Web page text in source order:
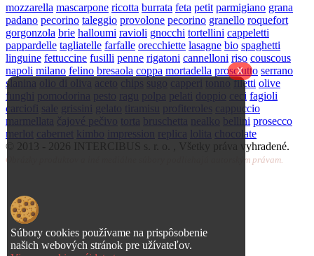
mozzarella mascarpone ricotta burrata feta petit parmigiano grana
padano pecorino taleggio provolone pecorino granello roquefort
gorgonzola brie halloumi ravioli gnocchi tortellini cappeletti
pappardelle tagliatelle farfalle orecchiette lasagne bio spaghetti
linguine fettuccine fusilli penne rigatoni cannelloni riso couscous
napoli milano felino bresaola coppa mortadella prosciutto serrano
slanina olio di oliva aceto chips sugo capperi tonno filetti olive
funghi
pomodorina pesto ragu polpa pelati doppio ceci fagioli
carciofi
sale grissini gelato tiramisu profiteroles cappuccio
marmellata čajové pečivo torta bruschetta nealko bellini prosecco
merlot cabernet kimbo impression replica lolita chocolate
© 2013 -
2026 INTERCIBUS s. r. o. , Všetky práva vyhradené.
Obrázky produktov a iné mediálne súbory podliehajú autorským právam.
Súbory cookies používame na prispôsobenie
našich webových stránok pre užívateľov.
X